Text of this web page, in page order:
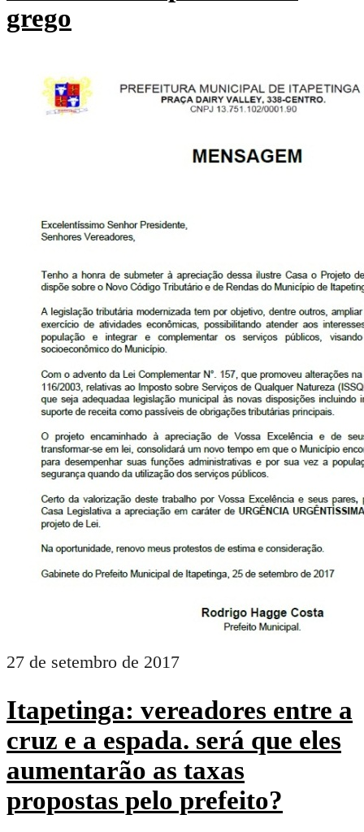
grego
27 de setembro de 2017
Itapetinga: vereadores entre a
cruz e a espada. será que eles
aumentarão as taxas
propostas pelo prefeito?